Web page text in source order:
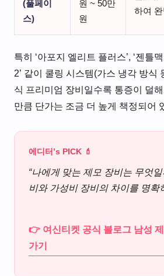
(풀페이
스)
원 ~ 50만
원
하여
특히 ‘아포지 엘리트 플러스’, ‘젠틀
2’ 같이 쿨링 시스템(가스 냉각 방식
식 프리미엄 장비일수록 통증이 덜
만큼 단가는 조금 더 높게 책정되어
에디터’s PICK 💄
“나에게 맞는 제모 장비는 무엇
비와 가성비 장비의 차이를 명확
👉 여신티켓 공식 블로그 남성
가기